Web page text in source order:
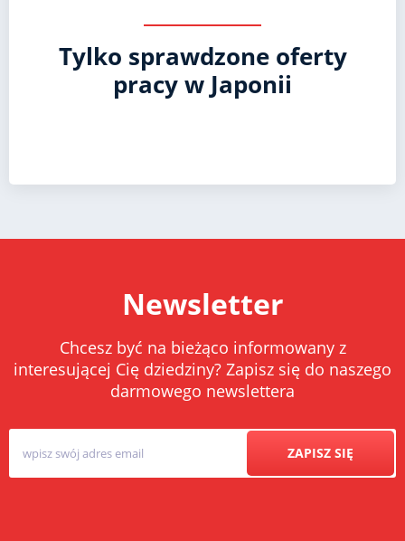
Tylko sprawdzone oferty
pracy w Japonii
Newsletter
Chcesz być na bieżąco informowany z
interesującej Cię dziedziny? Zapisz się do naszego
darmowego newslettera
ZAPISZ SIĘ